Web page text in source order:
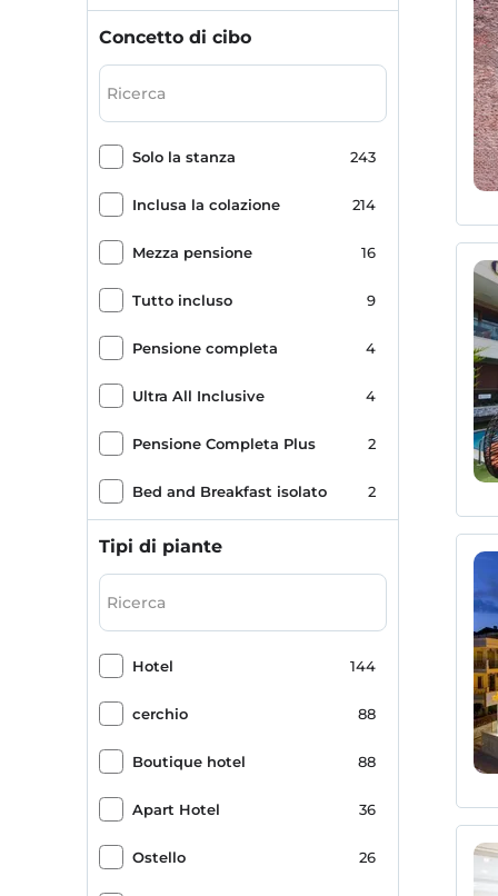
Haşim İşcan Kültür Merkezi 1
Kültür 1
Concetto di cibo
Solo la stanza 243
Inclusa la colazione 214
Mezza pensione 16
Tutto incluso 9
Pensione completa 4
Ultra All Inclusive 4
Pensione Completa Plus 2
Bed and Breakfast isolato 2
Cena e colazione incluse
Buffet Halal 1
Tipi di piante
Hotel 144
cerchio 88
Boutique hotel 88
Apart Hotel 36
Ostello 26